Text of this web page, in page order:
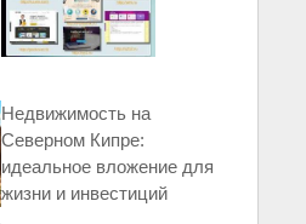
Недвижимость на
Северном Кипре:
идеальное вложение для
жизни и инвестиций